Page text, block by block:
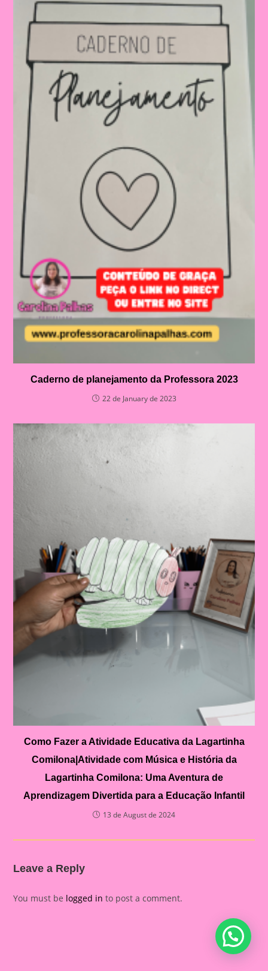
Caderno de planejamento da Professora 2023
22 de January de 2023
Como Fazer a Atividade Educativa da Lagartinha
Comilona|Atividade com Música e História da
Lagartinha Comilona: Uma Aventura de
Aprendizagem Divertida para a Educação Infantil
13 de August de 2024
Leave a Reply
You must be logged in to post a comment.